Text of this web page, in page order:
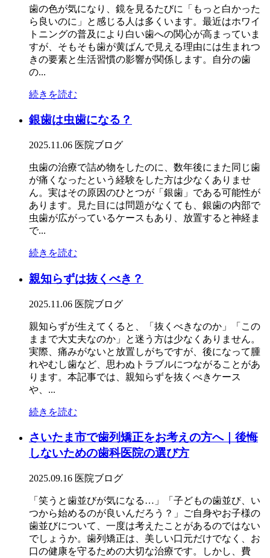
歯の色が気になり、鏡を見るたびに「もっと白かった
ら良いのに」と感じる人は多くいます。最近はホワイ
トニングの普及により白い歯への関心が高まっていま
すが、そもそも歯が黄ばんで見える理由には生まれつ
きの要素と生活習慣の影響が関係します。自分の歯
の...
続きを読む
銀歯は虫歯になる？
2025.11.06 医院ブログ
虫歯の治療で詰め物をしたのに、数年後にまた同じ歯
が痛くなったという経験をした方は少なくありませ
ん。実はその原因のひとつが「銀歯」である可能性が
あります。見た目には問題がなくても、銀歯の内部で
虫歯が広がっているケースもあり、放置すると神経ま
で...
続きを読む
親知らずは抜くべき？
2025.11.06 医院ブログ
親知らずが生えてくると、「抜くべきなのか」「この
ままで大丈夫なのか」と迷う方は少なくありません。
実際、痛みがないと放置しがちですが、後になって腫
れやむし歯など、思わぬトラブルにつながることがあ
ります。本記事では、親知らずを抜くべきケース
や、...
続きを読む
さいたま市で歯列矯正をお考えの方へ｜後悔
しないための歯科医院の選び方
2025.09.16 医院ブログ
「笑うと歯並びが気になる…」「子どもの歯並び、い
つから始めるのが良いんだろう？」ご自身やお子様の
歯並びについて、一度は考えたことがあるのではない
でしょうか。歯列矯正は、美しい口元だけでなく、お
口の健康を守るための大切な治療です。しかし、費